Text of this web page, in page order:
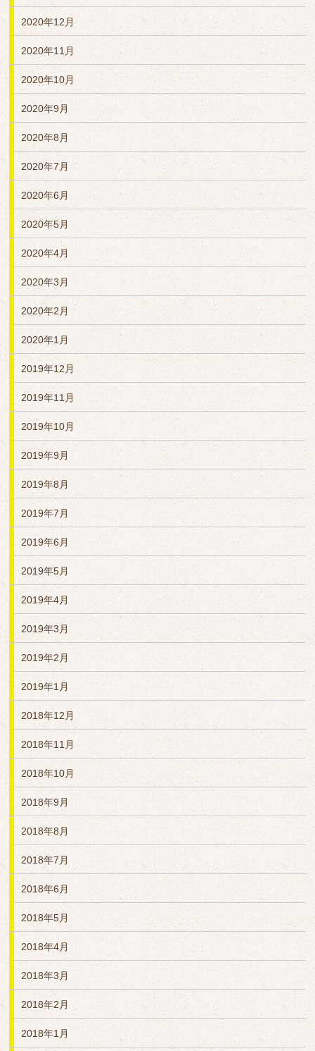
2020年12月
2020年11月
2020年10月
2020年9月
2020年8月
2020年7月
2020年6月
2020年5月
2020年4月
2020年3月
2020年2月
2020年1月
2019年12月
2019年11月
2019年10月
2019年9月
2019年8月
2019年7月
2019年6月
2019年5月
2019年4月
2019年3月
2019年2月
2019年1月
2018年12月
2018年11月
2018年10月
2018年9月
2018年8月
2018年7月
2018年6月
2018年5月
2018年4月
2018年3月
2018年2月
2018年1月